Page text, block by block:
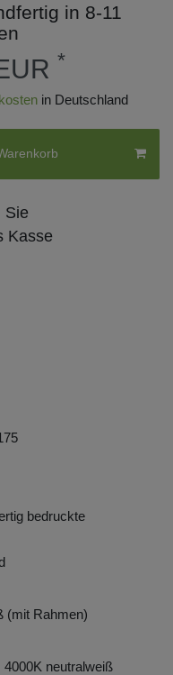
in 8-11
*
in Deutschland
Sie
Kasse
bedruckte
(mit Rahmen)
4000K neutralweiß